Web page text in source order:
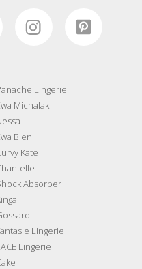
Lingerie
Michalak
Bien
Kate
Absorber
Lingerie
Lingerie